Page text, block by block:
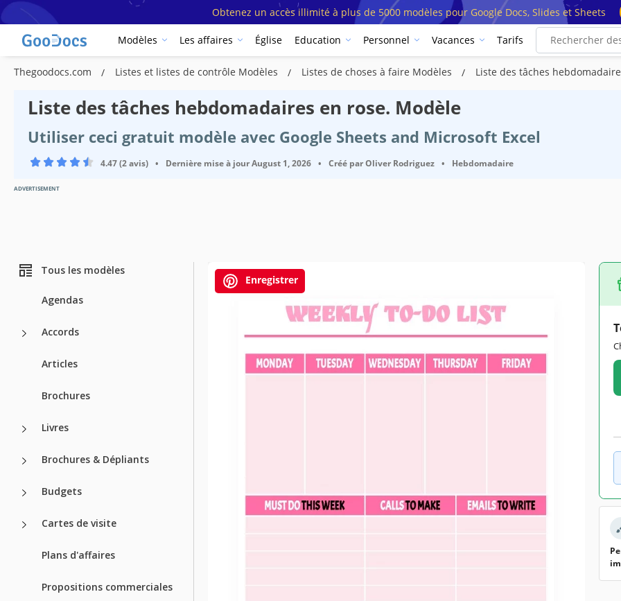
Obtenez un accès illimité à plus de 5000 modèles pour Google Docs, Slides et Sheets
Modèles Les affaires Église Education Personnel Vacances Tarifs
Thegoodocs.com Listes et listes de contrôle Modèles Listes de choses à faire Modèles Liste des tâches
Liste des tâches hebdomadaires en rose. Modèle
Utiliser ceci gratuit modèle avec Google Sheets and Microsoft Excel
4.47 (2 avis) • Dernière mise à jourAugust 1, 2026 • Créé parOliver Rodriguez • Hebdomadaire
ADVERTISEMENT
Tous les modèles
Agendas
Accords
Articles
Brochures
Livres
Brochures & Dépliants
Budgets
Cartes de visite
Plans d'affaires
Propositions commerciales
Enregistrer